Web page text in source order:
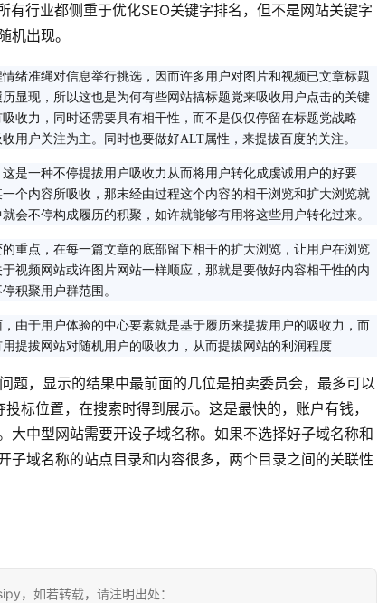
行业都侧重于优化SEO关键字排名，但不是网站关键字
机出现。
绪准绳对信息举行挑选，因而许多用户对图片和视频已文章标题
显现，所以这也是为何有些网站搞标题党来吸收用户点击的关键
收力，同时还需要具有相干性，而不是仅仅停留在标题党战略
用户关注为主。同时也要做好ALT属性，来提拔百度的关注。
是一种不停提拔用户吸收力从而将用户转化成虔诚用户的好要
个内容所吸收，那末经由过程这个内容的相干浏览和扩大浏览就
会不停构成履历的积聚，如许就能够有用将这些用户转化过来。
重点，在每一篇文章的底部留下相干的扩大浏览，让用户在浏览
视频网站或许图片网站一样顺应，那就是要做好内容相干性的内
积聚用户群范围。
由于用户体验的中心要素就是基于履历来提拔用户的吸收力，而
提拔网站对随机用户的吸收力，从而提拔网站的利润程度
题，显示的结果中最前面的几位是拍卖委员会，最多可以
标位置，在搜索时得到展示。这是最快的，账户有钱，
中型网站需要开设子域名称。如果不选择好子域名称和
子域名称的站点目录和内容很多，两个目录之间的关联性
，如若转载，请注明出处：